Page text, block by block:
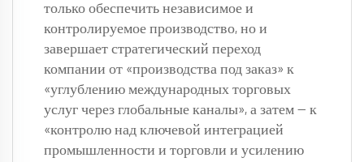
только обеспечить независимое и
контролируемое производство, но и
завершает стратегический переход
компании от «производства под заказ» к
«углублению международных торговых
услуг через глобальные каналы», а затем — к
«контролю над ключевой интеграцией
промышленности и торговли и усилению